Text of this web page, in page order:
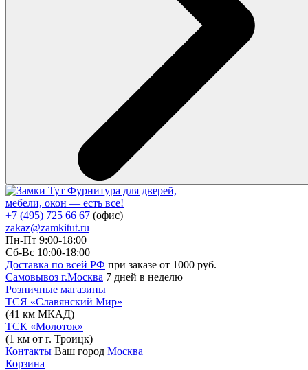
Фурнитура для дверей,
мебели, окон — есть все!
+7 (495) 725 66 67 (офис)
zakaz@zamkitut.ru
Пн-Пт 9:00-18:00
Сб-Вс 10:00-18:00
Доставка по всей РФ при заказе от 1000 руб.
Самовывоз г.Москва 7 дней в неделю
Розничные магазины
ТСЯ «Славянский Мир»
(41 км МКАД)
ТСК «Молоток»
(1 км от г. Троицк)
Контакты Ваш город Москва
Корзина